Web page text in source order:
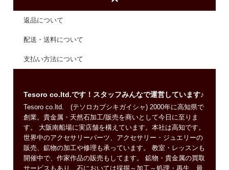
返品について
配送・送料について
支払い方法について
Tesoro co.ltd.です！スタッフみんなで運営しています♪
Tesoro co.ltd. (テソロカブシキガイシャ) 2000年に高知県で
創業。貴金属・天然石加工/販売を商いとして今日に至りま
す。 大阪南船場に実店舗を構えています。本社は高知です。
世界中のアクセサリーパーツ、アクセサリー・ジュエリーの
販売、鉱物の加工や修理も承っています。 教室・レッスンも
開催中で、作家作品の販売もしてます。 鉱物・貴金属の買取
サービスもあり、石においては採掘～加工～処理・再生、最